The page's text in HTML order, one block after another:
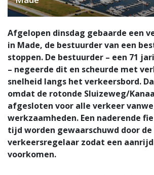
Afgelopen dinsdag gebaarde een
in Made, de bestuurder van een
stoppen. De bestuurder – een 71
– negeerde dit en scheurde met
snelheid langs het verkeersbord.
omdat de rotonde Sluizeweg/
afgesloten voor alle verkeer
werkzaamheden. Een naderende
tijd worden gewaarschuwd door de
verkeersregelaar zodat een
voorkomen.